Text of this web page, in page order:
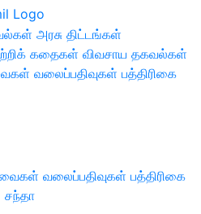
அரசு திட்டங்கள்
கதைகள் விவசாய தகவல்கள்
வலைப்பதிவுகள் பத்திரிகை
வலைப்பதிவுகள் பத்திரிகை
சந்தா